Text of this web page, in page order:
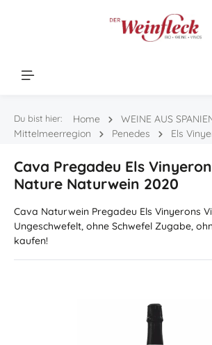
Du bist hier: Home
WEINE AUS
Mittelmeerregion
Penedes Els
Cava Pregadeu Els
Nature Naturwein 2020
Cava Naturwein Pregadeu Els Vinyerons
Ungeschwefelt, ohne Schwefel Zugabe,
kaufen!